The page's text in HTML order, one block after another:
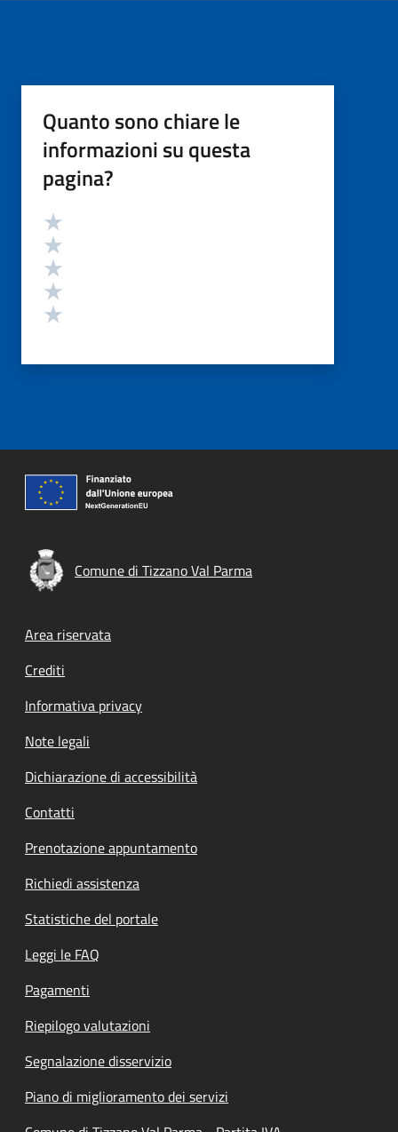
Quanto sono chiare le
informazioni su questa
pagina?
Valutazione
Comune di Tizzano Val Parma
Footer menu
Area riservata
Crediti
Informativa privacy
Note legali
Dichiarazione di accessibilità
Contatti
Prenotazione appuntamento
Richiedi assistenza
Statistiche del portale
Leggi le FAQ
Pagamenti
Riepilogo valutazioni
Segnalazione disservizio
Piano di miglioramento dei servizi